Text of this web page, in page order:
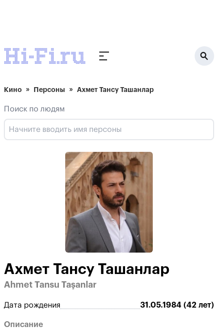
Кино Персоны Ахмет Тансу Ташанлар
Поиск по людям
Ахмет Тансу Ташанлар
Ahmet Tansu Taşanlar
Дата рождения 31.05.1984 (42 лет)
Описание